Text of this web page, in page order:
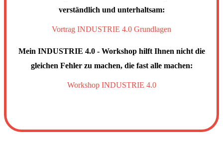
verständlich und unterhaltsam:
Vortrag INDUSTRIE 4.0 Grundlagen
Mein INDUSTRIE 4.0 - Workshop hilft Ihnen nicht die
gleichen Fehler zu machen, die fast alle machen:
Workshop INDUSTRIE 4.0